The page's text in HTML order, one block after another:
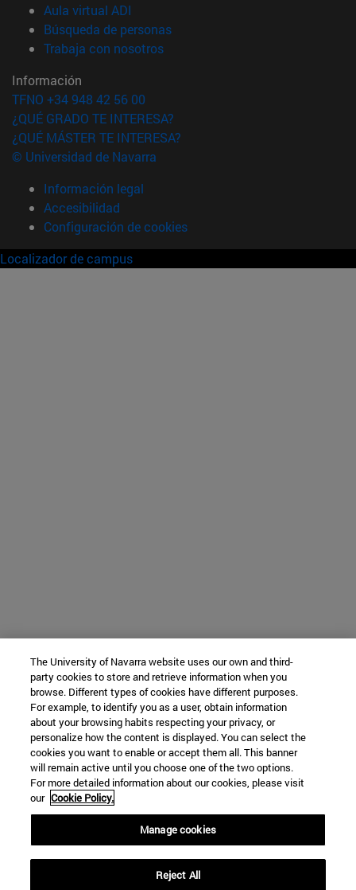
Aula virtual ADI
Búsqueda de personas(abre en nueva ventana)
Trabaja con nosotros(abre en nueva ventana)
Información
TFNO +34 948 42 56 00
¿QUÉ GRADO TE INTERESA?
¿QUÉ MÁSTER TE INTERESA?
© Universidad de Navarra
Información legal
Accesibilidad
Configuración de cookies
Localizador de campus
The University of Navarra website uses our own and third-
party cookies to store and retrieve information when you
browse. Different types of cookies have different purposes.
For example, to identify you as a user, obtain information
about your browsing habits respecting your privacy, or
personalize how the content is displayed. You can select the
cookies you want to enable or accept them all. This banner
will remain active until you choose one of the two options.
For more detailed information about our cookies, please visit
our Cookie Policy.
Manage cookies
Reject All